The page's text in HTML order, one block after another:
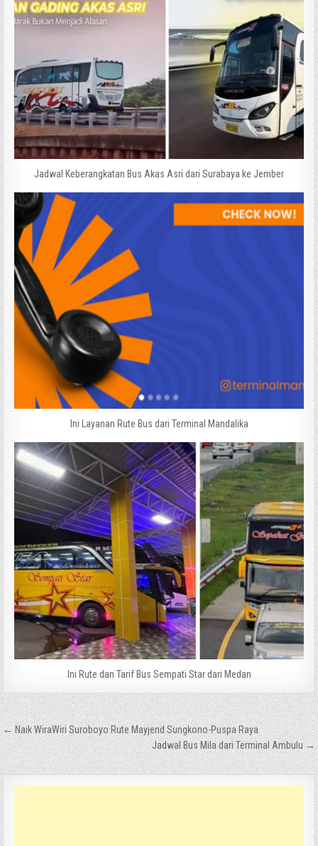
Jadwal Keberangkatan Bus Akas Asri dari Surabaya ke Jember
Ini Layanan Rute Bus dari Terminal Mandalika
Ini Rute dan Tarif Bus Sempati Star dari Medan
Navigasi
pos
← Naik WiraWiri Suroboyo Rute Mayjend Sungkono-Puspa Raya
Jadwal Bus Mila dari Terminal Ambulu →